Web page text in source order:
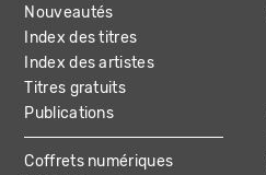
Nouveautés
Index des titres
Index des artistes
Titres gratuits
Publications
Coffrets numériques